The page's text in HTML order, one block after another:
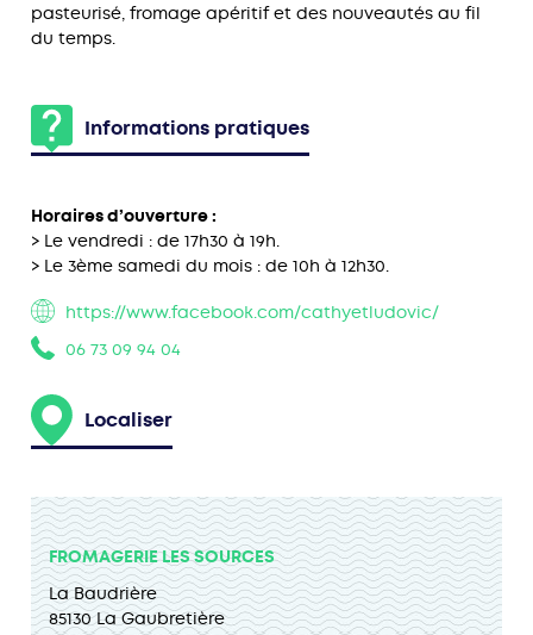
pasteurisé, fromage apéritif et des nouveautés au fil
du temps.
Informations pratiques
Horaires d’ouverture :
> Le vendredi : de 17h30 à 19h.
> Le 3ème samedi du mois : de 10h à 12h30.
https://www.facebook.com/cathyetludovic/
06 73 09 94 04
Localiser
FROMAGERIE LES SOURCES
La Baudrière
85130 La Gaubretière